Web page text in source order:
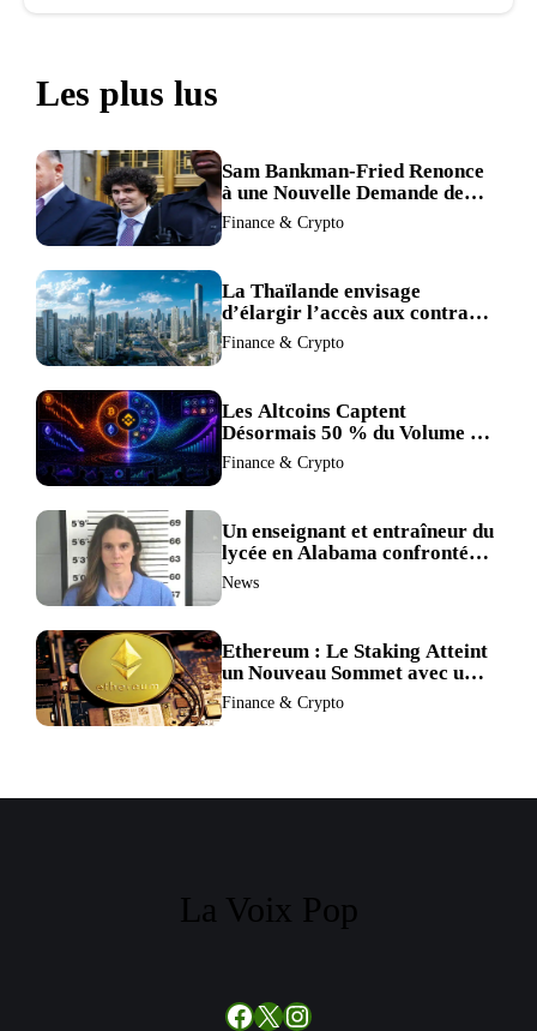
Les plus lus
Sam Bankman-Fried Renonce
à une Nouvelle Demande de
Procès, Intensifiant la
Pression pour la Récusation
Finance & Crypto
La Thaïlande envisage
d’élargir l’accès aux contrats
à terme crypto dans une
refonte de sa réglementation.
Finance & Crypto
Les Altcoins Captent
Désormais 50 % du Volume de
Trading de Binance : La
Liquidité S’éclipse au Profit de
Finance & Crypto
Un enseignant et entraîneur du
lycée en Alabama confronté
au divorce après avoir été
News
Ethereum : Le Staking Atteint
un Nouveau Sommet avec un
Verrouillage Accru des ETH
Finance & Crypto
La Voix Pop
Facebook
X Instagram